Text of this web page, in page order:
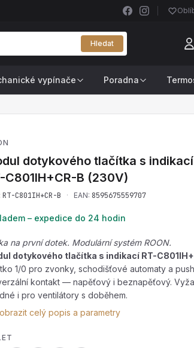
Hledat
vypínače Poradna
dotykového tlačítka s indikací
C801IH+CR-B (230V)
RT-C801IH+CR-B · EAN: 8595675559707
– expedice do 24 hodin
na první dotek. Modulární systém ROON.
dotykového tlačítka s indikací RT-
1/0 pro zvonky, schodišťové automaty a
kontakt — napěťový i beznapěťový.
i pro ventilátory s doběhem.
celý popis a parametry